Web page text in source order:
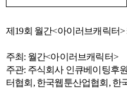
제19회 월간<아이러브캐릭터>
주최: 월간<아이러브캐릭터>
주관: 주식회사 인큐베이팅후
터협회 , 한국웹툰산업협회 , 한